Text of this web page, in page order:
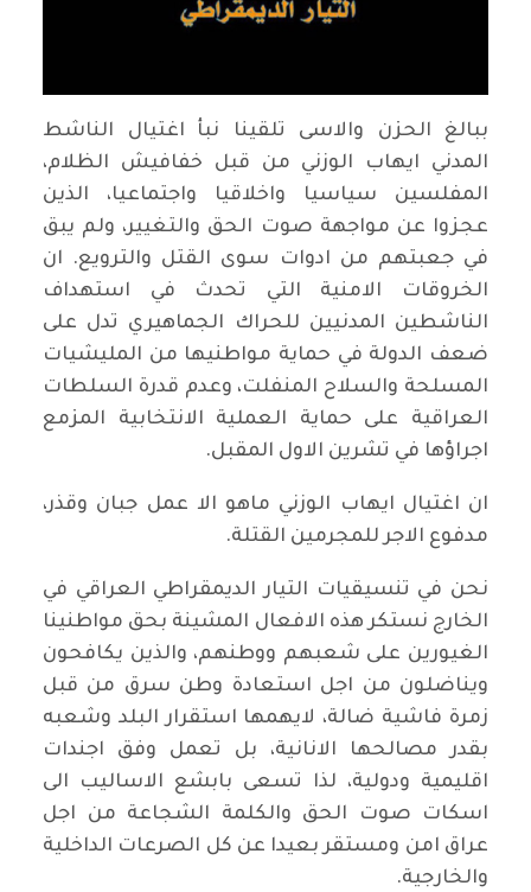
ببالغ الحزن والاسى تلقينا نبأ اغتيال الناشط
المدني ايهاب الوزني من قبل خفافيش الظلام،
المفلسين سياسيا واخلاقيا واجتماعيا، الذين
عجزوا عن مواجهة صوت الحق والتغيير، ولم يبق
في جعبتهم من ادوات سوى القتل والترويع. ان
الخروقات الامنية التي تحدث في استهداف
الناشطين المدنيين للحراك الجماهيري تدل على
ضعف الدولة في حماية مواطنيها من المليشيات
المسلحة والسلاح المنفلت، وعدم قدرة السلطات
العراقية على حماية العملية الانتخابية المزمع
اجراؤها في تشرين الاول المقبل.
ان اغتيال ايهاب الوزني ماهو الا عمل جبان وقذر،
مدفوع الاجر للمجرمين القتلة.
نحن في تنسيقيات التيار الديمقراطي العراقي في
الخارج نستكر هذه الافعال المشينة بحق مواطنينا
الغيورين على شعبهم ووطنهم، والذين يكافحون
ويناضلون من اجل استعادة وطن سرق من قبل
زمرة فاشية ضالة، لايهمها استقرار البلد وشعبه
بقدر مصالحها الانانية، بل تعمل وفق اجندات
اقليمية ودولية، لذا تسعى بابشع الاساليب الى
اسكات صوت الحق والكلمة الشجاعة من اجل
عراق امن ومستقر بعيدا عن كل الصرعات الداخلية
والخارجية.